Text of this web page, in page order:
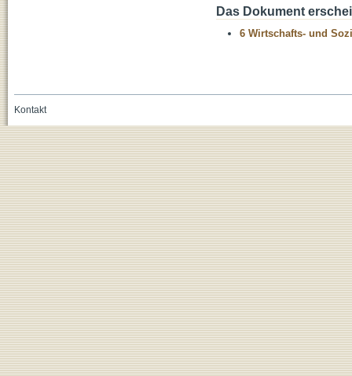
Das Dokument
6 Wirtschafts- und
Kontakt